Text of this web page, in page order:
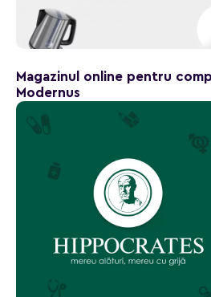
Magazinul online pentru
Modernus